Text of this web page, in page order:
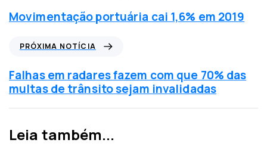
t
í
a
n
t
r
Movimentação portuária cai 1,6% em 2019
ó
x
i
m
n
PRÓXIMA NOTÍCIA
Falhas em radares fazem com que 70% das
multas de trânsito sejam invalidadas
Leia também...